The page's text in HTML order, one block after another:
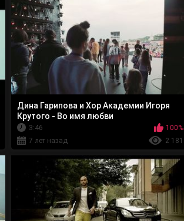
Дина Гарипова и Хор Академии Игоря
Крутого - Во имя любви
3:46
100%
7 лет назад
2 181